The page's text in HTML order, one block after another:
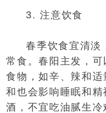
3. 注意饮食
春季饮食宜清淡
常食。春阳主发，
食物，如辛、辣和
和也会影响睡眠和
酒，不宜吃油腻生冷